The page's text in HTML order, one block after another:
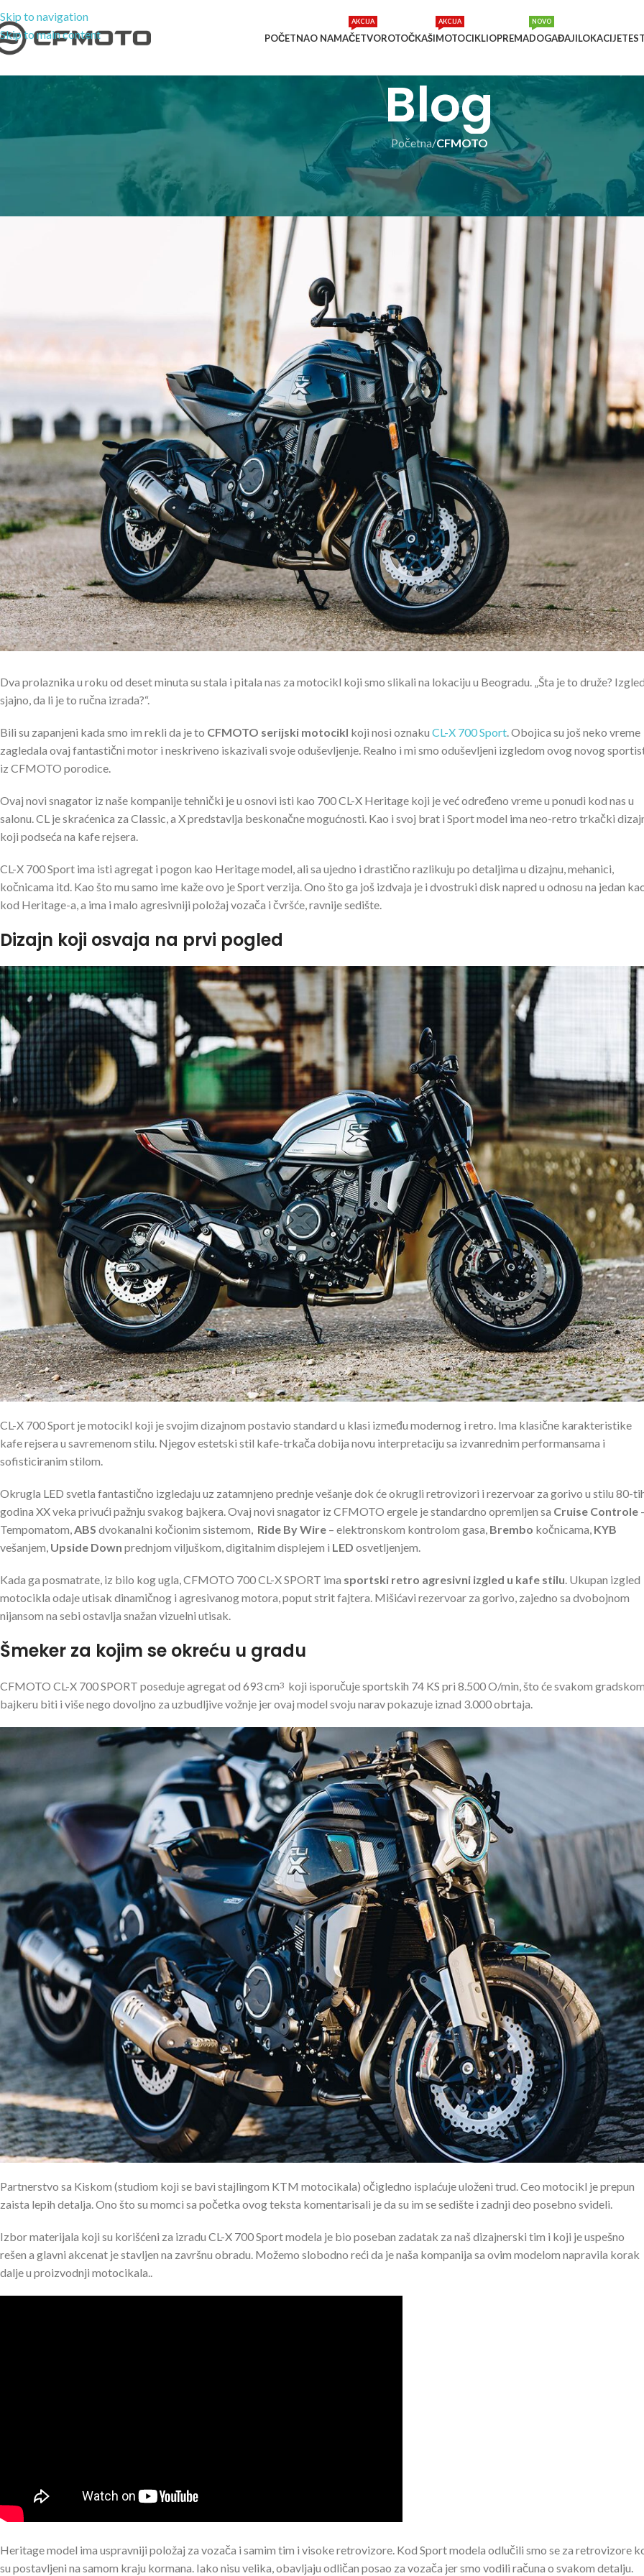
Skip to navigation
Skip to main content
POČETNAO NAMAČETVOROTOČKAŠI
AKCIJA
MOTOCIKLI
AKCIJA
OPREMADOGAĐAJI
NOVO
LOKACIJE
Blog
Početna/CFMOTO
MOTOCIKLI I SKUTERI
CL-X 700 Sport – Novi snagator u kraju
On 29/03/2022
Dva prolaznika u roku od deset minuta su stala i pitala nas za motocikl koji smo slikali na lokaciju u Beogradu. „Šta je to druže?
sjajno, da li je to ručna izrada?“.
Bili su zapanjeni kada smo im rekli da je to CFMOTO serijski motocikl koji nosi oznaku CL-X 700 Sport. Obojica su još neko vreme
zagledala ovaj fantastični motor i neskriveno iskazivali svoje oduševljenje. Realno i mi smo oduševljeni izgledom ovog novog
iz CFMOTO porodice.
Ovaj novi snagator iz naše kompanije tehnički je u osnovi isti kao 700 CL-X Heritage koji je već određeno vreme u ponudi kod nas u
salonu. CL je skraćenica za Classic, a X predstavlja beskonačne mogućnosti. Kao i svoj brat i Sport model ima neo-retro trkački
koji podseća na kafe rejsera.
CL-X 700 Sport ima isti agregat i pogon kao Heritage model, ali sa ujedno i drastično razlikuju po detaljima u dizajnu, mehanici,
kočnicama itd. Kao što mu samo ime kaže ovo je Sport verzija. Ono što ga još izdvaja je i dvostruki disk napred u odnosu na jedan
kod Heritage-a, a ima i malo agresivniji položaj vozača i čvršće, ravnije sedište.
Dizajn koji osvaja na prvi pogled
CL-X 700 Sport je motocikl koji je svojim dizajnom postavio standard u klasi između modernog i retro. Ima klasične karakteristike
kafe rejsera u savremenom stilu. Njegov estetski stil kafe-trkača dobija novu interpretaciju sa izvanrednim performansama i
sofisticiranim stilom.
Okrugla LED svetla fantastično izgledaju uz zatamnjeno prednje vešanje dok će okrugli retrovizori i rezervoar za gorivo u stilu 80-
godina XX veka privući pažnju svakog bajkera. Ovaj novi snagator iz CFMOTO ergele je standardno opremljen sa Cruise Controle
Tempomatom,ABS dvokanalni kočionim sistemom, Ride By Wire – elektronskom kontrolom gasa, Brembo kočnicama, KYB
vešanjem, Upside Down prednjom viljuškom, digitalnim displejem i LED osvetljenjem.
Kada ga posmatrate, iz bilo kog ugla, CFMOTO 700 CL-X SPORT ima sportski retro agresivni izgled u kafe stilu. Ukupan izgled
motocikla odaje utisak dinamičnog i agresivanog motora, poput strit fajtera. Mišićavi rezervoar za gorivo, zajedno sa dvobojnom
nijansom na sebi ostavlja snažan vizuelni utisak.
Šmeker za kojim se okreću u gradu
CFMOTO CL-X 700 SPORT poseduje agregat od 693 cm3 koji isporučuje sportskih 74 KS pri 8.500 O/min, što će svakom
bajkeru biti i više nego dovoljno za uzbudljive vožnje jer ovaj model svoju narav pokazuje iznad 3.000 obrtaja.
Partnerstvo sa Kiskom (studiom koji se bavi stajlingom KTM motocikala) očigledno isplaćuje uloženi trud. Ceo motocikl je prepun
zaista lepih detalja. Ono što su momci sa početka ovog teksta komentarisali je da su im se sedište i zadnji deo posebno svideli.
Izbor materijala koji su korišćeni za izradu CL-X 700 Sport modela je bio poseban zadatak za naš dizajnerski tim i koji je uspešno
rešen a glavni akcenat je stavljen na završnu obradu. Možemo slobodno reći da je naša kompanija sa ovim modelom napravila korak
dalje u proizvodnji motocikala..
Heritage model ima uspravniji položaj za vozača i samim tim i visoke retrovizore. Kod Sport modela odlučili smo se za retrovizore
su postavljeni na samom kraju kormana. Iako nisu velika, obavljaju odličan posao za vozača jer smo vodili računa o svakom detalju.